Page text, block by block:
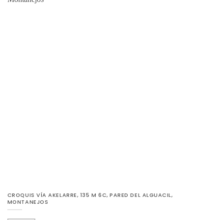
CROQUIS VÍA AKELARRE, 135 M 6C, PARED DEL ALGUACIL,
MONTANEJOS